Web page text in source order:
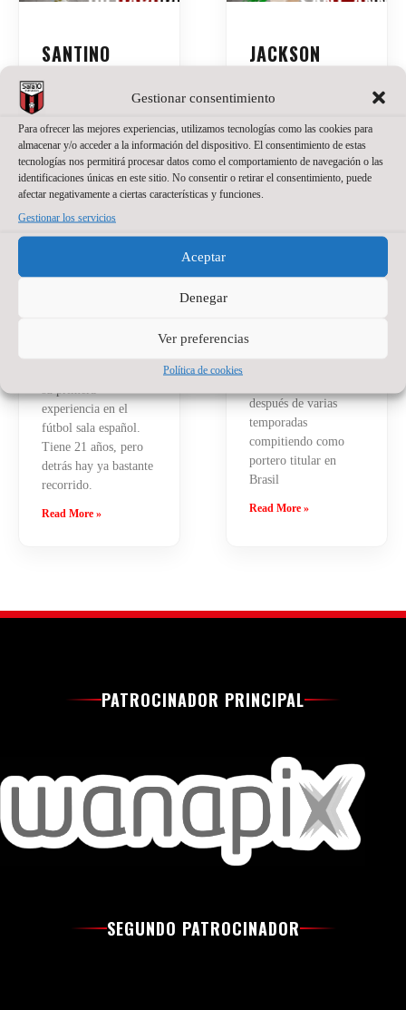
Gestionar consentimiento
Para ofrecer las mejores experiencias, utilizamos tecnologías como las cookies para
almacenar y/o acceder a la información del dispositivo. El consentimiento de estas
tecnologías nos permitirá procesar datos como el comportamiento de navegación o las
identificaciones únicas en este sitio. No consentir o retirar el consentimiento, puede
afectar negativamente a ciertas características y funciones.
Gestionar los servicios
Aceptar
Denegar
Ver preferencias
Política de cookies
SANTINO
OILHABORDA,
UNA APUESTA
DE PRESENTE
Y FUTURO
PARA EL
WANAPIX
27 de julio de 2026
a Santino Oilhaborda
su primera
experiencia en el
fútbol sala español.
Tiene 21 años, pero
detrás hay ya bastante
recorrido.
Read More »
JACKSON
NUEVO
PORTERO DE
WANAPIX
20 de julio de 2026
hay comentarios
después de varias
temporadas
compitiendo como
portero titular en
Brasil
Read More »
PATROCINADOR PRINCIPAL
SEGUNDO PATROCINADOR